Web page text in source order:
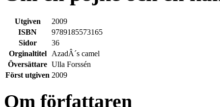
Utgiven
2009
ISBN
9789185573165
Sidor
36
Orginaltitel
AzadÂ´s camel
Översättare Ulla Forssén
Först utgiven 2009
Om författaren